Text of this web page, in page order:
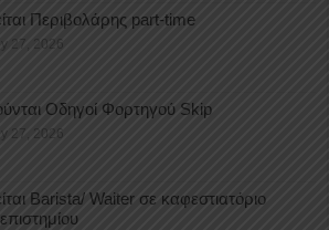
Περιβολάρης part-time
27, 2026
Οδηγοί Φορτηγού Skip
27, 2026
Barista/ Waiter σε καφεστιατόριο